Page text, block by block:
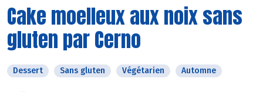
Cake moelleux aux noix sans
gluten par Cerno
Dessert Sans gluten Végétarien Automne